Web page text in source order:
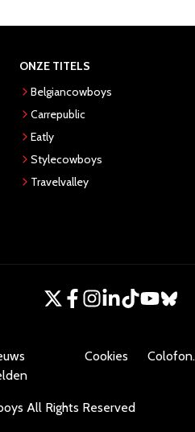
ONZE TITELS
Belgiancowboys
Carrepublic
Eatly
Stylecowboys
Travelvalley
Cookies Colofon.
All Rights Reserved